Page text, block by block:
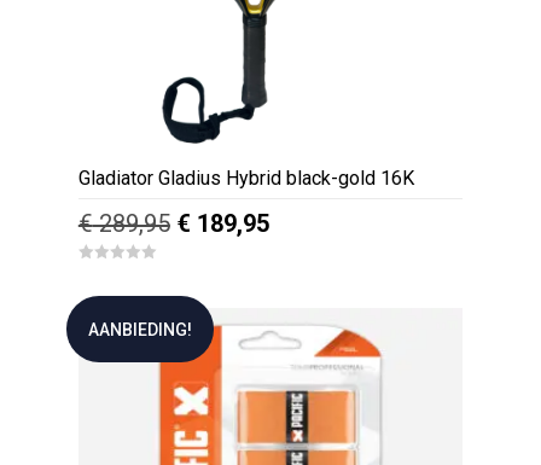
Gladiator Gladius Hybrid black-gold 16K
€289,95 Oorspronkelijke
€ 289,95.
€ 189,95Huidige
€ 189,95.
u
5
AANBIEDING!